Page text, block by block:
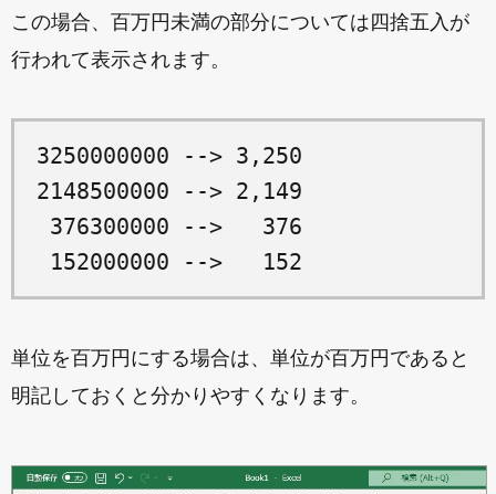
この場合、百万円未満の部分については四捨五入が
行われて表示されます。
3250000000 --> 3,250
2148500000 --> 2,149
376300000 -->   376
単位を百万円にする場合は、単位が百万円であると
明記しておくと分かりやすくなります。